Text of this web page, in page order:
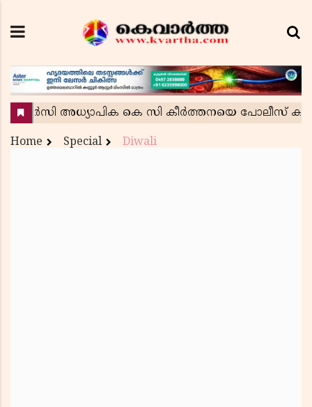
Home Special Diwali